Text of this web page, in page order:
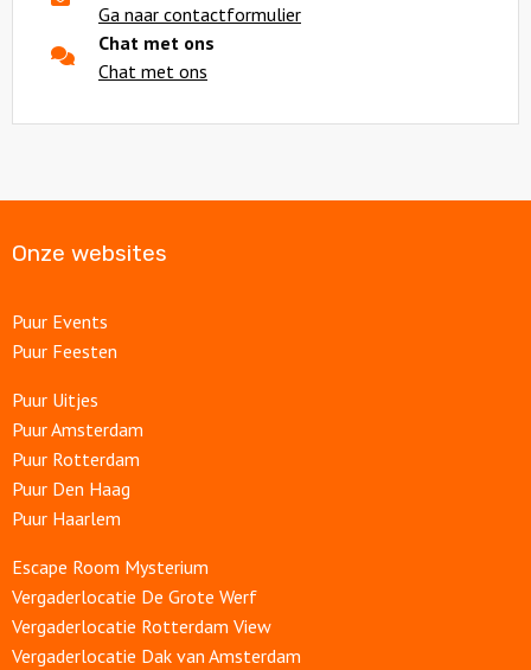
Ga naar contactformulier
Chat met ons
Chat met ons
Onze websites
Puur Events
Puur Feesten
Puur Uitjes
Puur Amsterdam
Puur Rotterdam
Puur Den Haag
Puur Haarlem
Escape Room Mysterium
Vergaderlocatie De Grote Werf
Vergaderlocatie Rotterdam View
Vergaderlocatie Dak van Amsterdam